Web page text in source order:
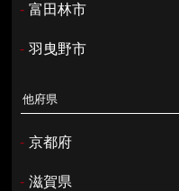
- 富田林市
- 羽曳野市
他府県
- 京都府
- 滋賀県